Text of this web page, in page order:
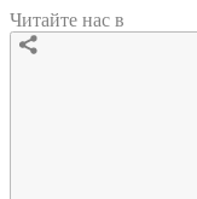
Читайте нас в